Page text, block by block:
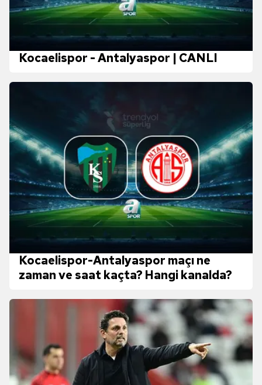
Kocaelispor - Antalyaspor | CANLI
Kocaelispor-Antalyaspor maçı ne
zaman ve saat kaçta? Hangi kanalda?